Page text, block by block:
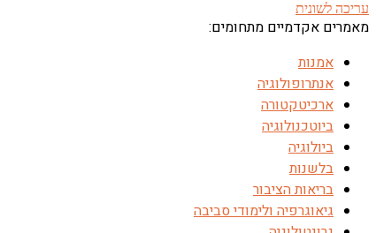
עריכה לשונית
מאמרים אקדמיים מתחומים:
אמנות
אנתרופולוגיה
ארכיטקטורה
ביוטכנולוגיה
ביולוגיה
בלשנות
בריאות הציבור
גיאוגרפיה ולימודי סביבה